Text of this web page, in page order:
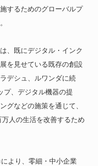
するためのグローバルプ
、既にデジタル・インク
を見せている既存の創設
デシュ、ルワンダに続
プ、デジタル機器の提
グなどの施策を通じて、
人の生活を改善するため
より、零細・中小企業